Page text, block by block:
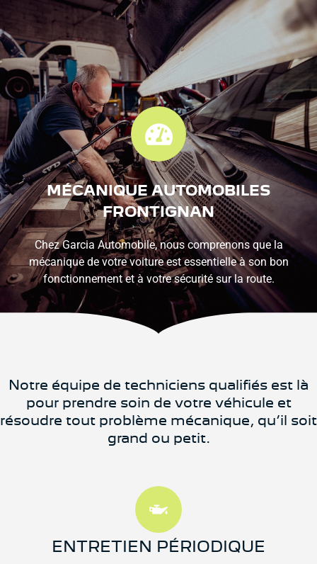
PRENDRE UN RENDEZ-
MÉCANIQUE AUTOMOBILES
FRONTIGNAN
Chez Garcia Automobile, nous comprenons que la
mécanique de votre voiture est essentielle à son bon
fonctionnement et à votre sécurité sur la route.
Notre équipe de techniciens qualifiés est là
pour prendre soin de votre véhicule et
résoudre tout problème mécanique, qu’il soit
grand ou petit.
ENTRETIEN PÉRIODIQUE